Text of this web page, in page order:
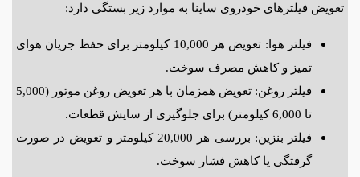
تعویض فیلترهای خودروی ساینا به موارد زیر بستگی دارد:
فیلتر هوا: تعویض هر 10,000 کیلومتر برای حفظ جریان هوای
تمیز و کاهش مصرف سوخت.
فیلتر روغن: تعویض همزمان با هر تعویض روغن موتور (5,000
تا 6,000 کیلومتر) برای جلوگیری از سایش قطعات.
فیلتر بنزین: بررسی هر 20,000 کیلومتر و تعویض در صورت
گرفتگی یا کاهش فشار سوخت.